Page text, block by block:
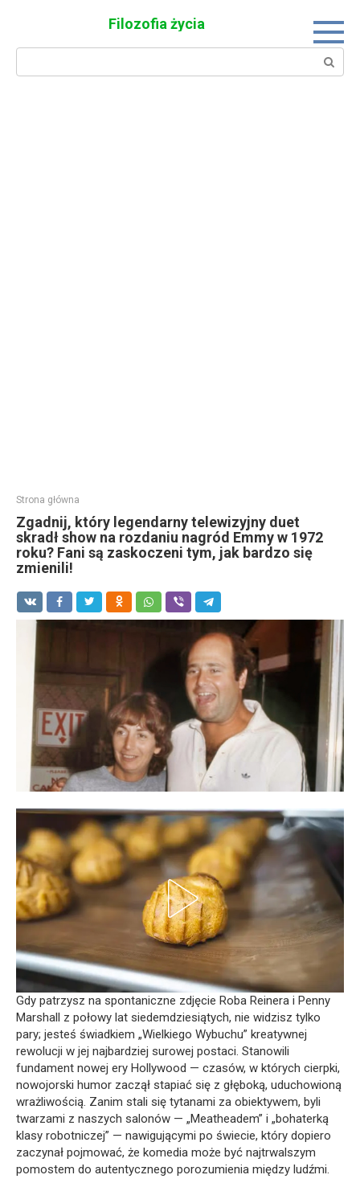
Filozofia życia
Search:
Strona główna
Zgadnij, który legendarny telewizyjny duet
skradł show na rozdaniu nagród Emmy w 1972
roku? Fani są zaskoczeni tym, jak bardzo się
zmienili!
Gdy patrzysz na spontaniczne zdjęcie Roba Reinera i Penny
Marshall z połowy lat siedemdziesiątych, nie widzisz tylko
pary; jesteś świadkiem „Wielkiego Wybuchu” kreatywnej
rewolucji w jej najbardziej surowej postaci. Stanowili
fundament nowej ery Hollywood — czasów, w których cierpki,
nowojorski humor zaczął stapiać się z głęboką, uduchowioną
wrażliwością. Zanim stali się tytanami za obiektywem, byli
twarzami z naszych salonów — „Meatheadem” i „bohaterką
klasy robotniczej” — nawigującymi po świecie, który dopiero
zaczynał pojmować, że komedia może być najtrwalszym
pomostem do autentycznego porozumienia między ludźmi.